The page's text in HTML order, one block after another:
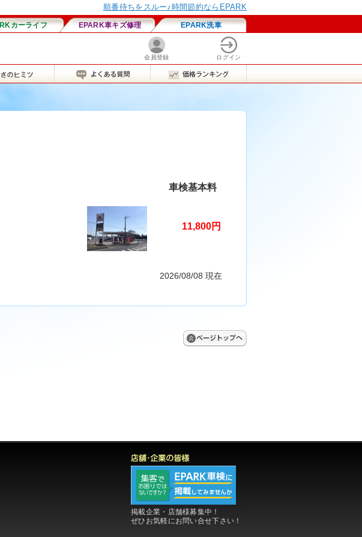
車検基本料
11,800円
2026/08/08 現在